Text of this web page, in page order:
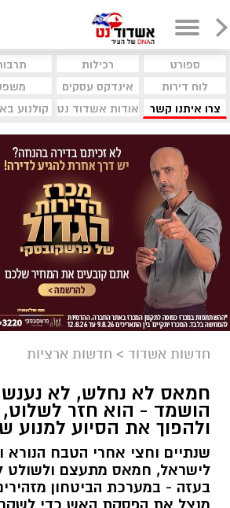
ספורט רכילות
לוח דירות
אינדקס עסקים
צרו איתנו קשר
אודות אשדוד נט קולנוע
חדשות אשדוד > חדשות ארציות
חמאס לא נחלש, לא
הושמד - הוא חזר לשלוט,
ולהפוך את הסיוע למנוע
שנתיים וחצי אחרי הטבח
לישראל, חמאס מתעצם ולשולט
בעזה - במערכת הביטחון